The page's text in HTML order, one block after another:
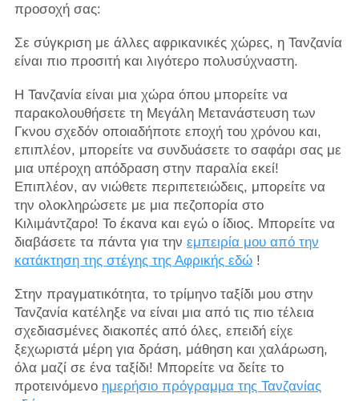
προσοχή σας:
Σε σύγκριση με άλλες αφρικανικές χώρες, η Τανζανία
είναι πιο προσιτή και λιγότερο πολυσύχναστη.
Η Τανζανία είναι μια χώρα όπου μπορείτε να
παρακολουθήσετε τη Μεγάλη Μετανάστευση των
Γκνου σχεδόν οποιαδήποτε εποχή του χρόνου και,
επιπλέον, μπορείτε να συνδυάσετε το σαφάρι σας με
μια υπέροχη απόδραση στην παραλία εκεί!
Επιπλέον, αν νιώθετε περιπετειώδεις, μπορείτε να
την ολοκληρώσετε με μια πεζοπορία στο
Κιλιμάντζαρο! Το έκανα και εγώ ο ίδιος. Μπορείτε να
διαβάσετε τα πάντα για την εμπειρία μου από την
κατάκτηση της στέγης της Αφρικής εδώ!
Στην πραγματικότητα, το τρίμηνο ταξίδι μου στην
Τανζανία κατέληξε να είναι μια από τις πιο τέλεια
σχεδιασμένες διακοπές από όλες, επειδή είχε
ξεχωριστά μέρη για δράση, μάθηση και χαλάρωση,
όλα μαζί σε ένα ταξίδι! Μπορείτε να δείτε το
προτεινόμενο ημερήσιο πρόγραμμα της Τανζανίας